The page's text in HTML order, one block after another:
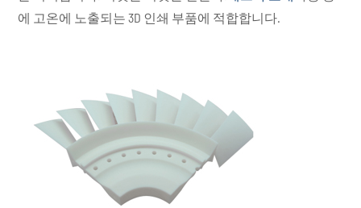
에 고온에 노출되는 3D 인쇄 부품에 적합합니다.